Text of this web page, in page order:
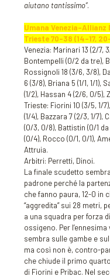
aiutano tantissimo”.
Umana Venezia-
Trieste 70-38 (14-17,
Venezia: Marinari 13 (2/7,
Bontempelli (0/2 da tre),
Rossignoli 18 (3/6, 3/8),
6 (3/8), Briana 5 (1/1, 1/1),
(1/2), Hassan 4 (2/6, 0/5),
Trieste: Fiorini 10 (3/5, 1/
(1/4), Bazzara 7 (2/3, 1/7),
(0/3, 0/8), Battistin (0/1
(0/4), Rocco (0/1, 0/1),
Attruia.
Arbitri: Perretti, Dinoi.
La finale scudetto
padrone perché la
che fanno paura, 12-0 in
“aggredita” sui 28 metri,
a una squadra per forza
ossigeno. Per
sembra sulle gambe e
ma così non è, contro-
che chiude il primo
di Fiorini e Pribac. Nel